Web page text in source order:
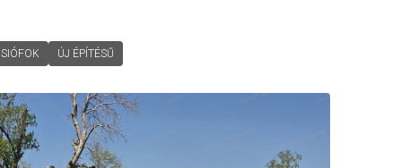
SIÓFOK ÚJ ÉPÍTÉSŰ